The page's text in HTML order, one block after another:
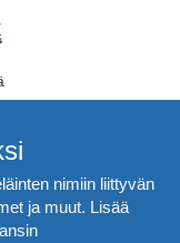
nimiin liittyvän
ja muut. Lisää